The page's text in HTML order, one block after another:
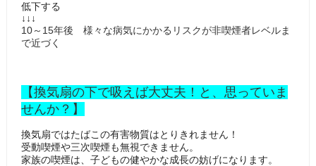
低下する
↓↓↓
10～15年後 様々な病気にかかるリスクが非喫煙者レベルま
で近づく
【換気扇の下で吸えば大丈夫！と、思っていま
せんか？】
換気扇ではたばこの有害物質はとりきれません！
受動喫煙や三次喫煙も無視できません。
家族の喫煙は、子どもの健やかな成長の妨げになります。